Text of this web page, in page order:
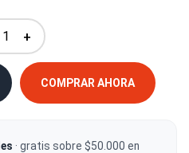
+
COMPRAR AHORA
· gratis sobre $50.000 en